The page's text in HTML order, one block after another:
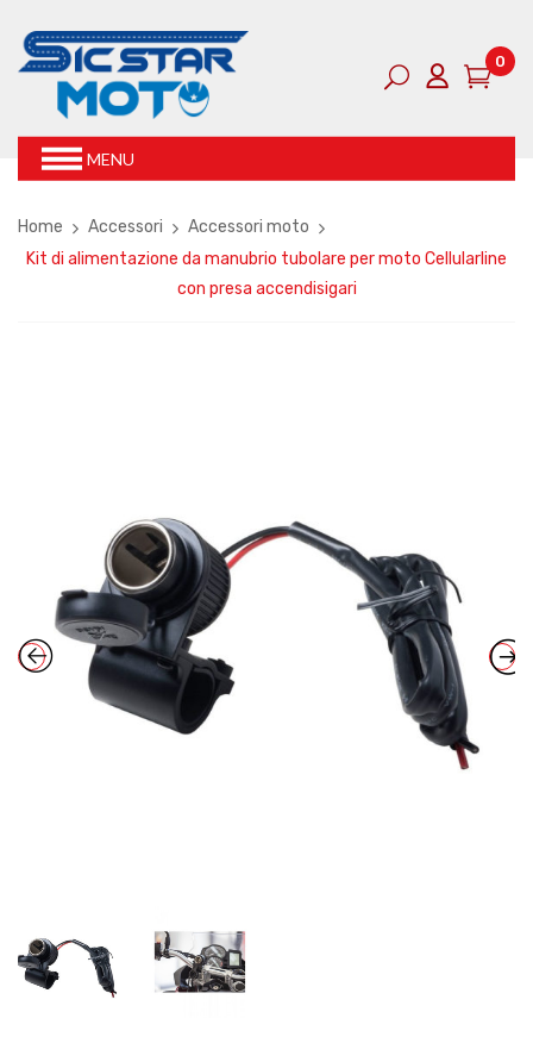
0
MENU
Home Accessori
Accessori moto
Kit di alimentazione da manubrio tubolare per moto Cellularline
con presa accendisigari